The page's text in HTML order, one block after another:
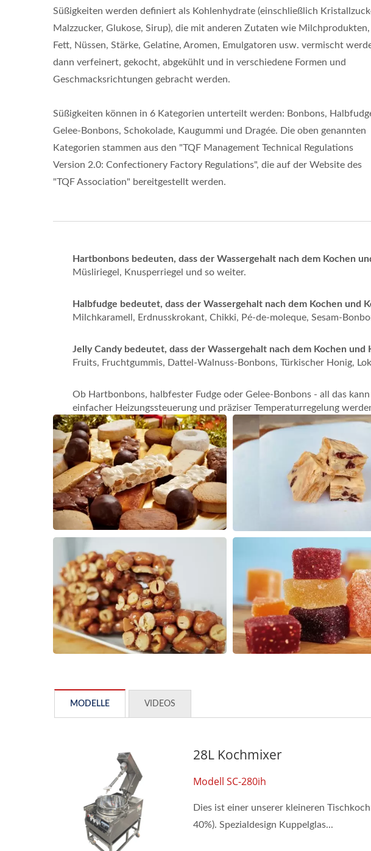
Süßigkeiten werden definiert als Kohlenhydrate (einschließlich
Malzzucker, Glukose, Sirup), die mit anderen Zutaten wie Milchprodukten,
Fett, Nüssen, Stärke, Gelatine, Aromen, Emulgatoren usw. vermischt
dann verfeinert, gekocht, abgekühlt und in verschiedene Formen und
Geschmacksrichtungen gebracht werden.
Süßigkeiten können in 6 Kategorien unterteilt werden: Bonbons,
Gelee-Bonbons, Schokolade, Kaugummi und Dragée. Die oben genannten
Kategorien stammen aus den "TQF Management Technical Regulations
Version 2.0: Confectionery Factory Regulations", die auf der Website des
"TQF Association" bereitgestellt werden.
Hartbonbons bedeuten, dass der Wassergehalt nach dem Kochen
Müsliriegel, Knusperriegel und so weiter.
Halbfudge bedeutet, dass der Wassergehalt nach dem Kochen und
Milchkaramell, Erdnusskrokant, Chikki, Pé-de-moleque, Sesam-
Jelly Candy bedeutet, dass der Wassergehalt nach dem Kochen
Fruits, Fruchtgummis, Dattel-Walnuss-Bonbons, Türkischer Honig,
Ob Hartbonbons, halbfester Fudge oder Gelee-Bonbons - all das
einfacher Heizungssteuerung und präziser Temperaturregelung
MODELLE VIDEOS
28L Kochmixer
Modell SC-280ih
Dies ist einer unserer kleineren
40%). Spezialdesign Kuppelglas...